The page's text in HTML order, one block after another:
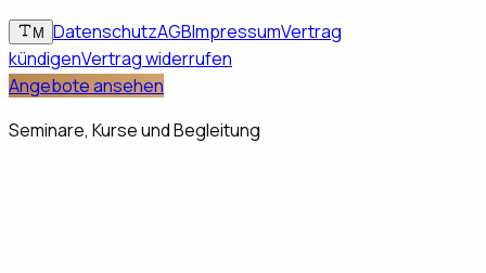
M DatenschutzAGBImpressumVertrag
kündigenVertrag widerrufen
Angebote ansehen
Seminare, Kurse und Begleitung